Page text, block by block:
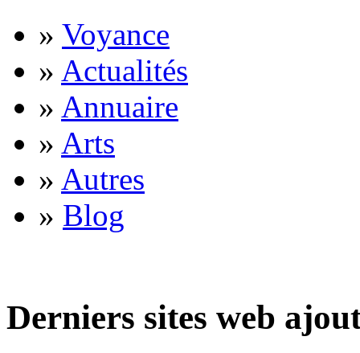
» Voyance
» Actualités
» Annuaire
» Arts
» Autres
» Blog
Derniers sites web